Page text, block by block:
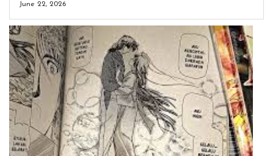
June 22, 2026